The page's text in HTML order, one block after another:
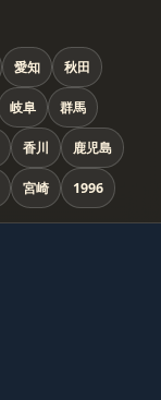
愛知 秋田
岐阜 群馬
香川 鹿児島
宮崎 1996